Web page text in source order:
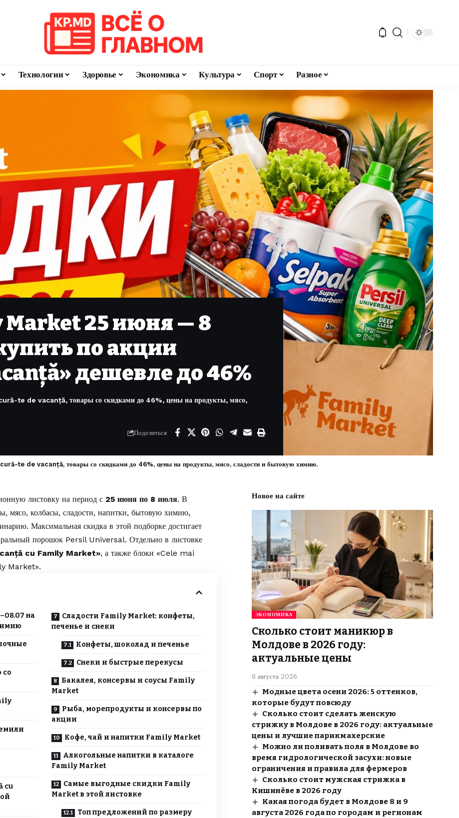
Технологии Здоровье Экономика Культура Спорт Разное
25 июня — 8
по акции
дешевле до 46%
te de vacanță, товары со скидками до 46%, цены на продукты, мясо,
Поделиться
te de vacanță, товары со скидками до 46%, цены на продукты, мясо, сладости и бытовую химию.
листовку на период с 25 июня по 8 июля. В
мясо, колбасы, сладости, напитки, бытовую химию,
Максимальная скидка в этой подборке достигает
порошок Persil Universal. Отдельно в листовке
cu Family Market», а также блоки «Cele mai
Market».
на
со
cu
Сладости Family Market: конфеты,
печенье и снеки
Конфеты, шоколад и печенье
Снеки и быстрые перекусы
Бакалея, консервы и соусы Family
Market
Рыба, морепродукты и консервы по
акции
Кофе, чай и напитки Family Market
Алкогольные напитки в каталоге
Family Market
Самые выгодные скидки Family
Market в этой листовке
Топ предложений по размеру
Новое на сайте
ЭКОНОМИКА
Сколько стоит маникюр в
Молдове в 2026 году:
актуальные цены
8 августа 2026
Модные цвета осени 2026: 5 оттенков,
которые будут повсюду
Сколько стоит сделать женскую
стрижку в Молдове в 2026 году: актуальные
цены и лучшие парикмахерские
Можно ли поливать поля в Молдове во
время гидрологической засухи: новые
ограничения и правила для фермеров
Сколько стоит мужская стрижка в
Кишинёве в 2026 году
Какая погода будет в Молдове 8 и 9
августа 2026 года по городам и регионам